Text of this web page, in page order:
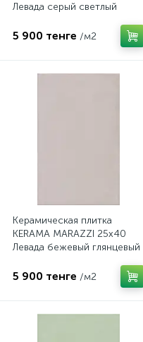
Левада серый светлый
5 900 тенге /м2
Керамическая плитка
KERAMA MARAZZI 25х40
Левада бежевый глянцевый
5 900 тенге /м2